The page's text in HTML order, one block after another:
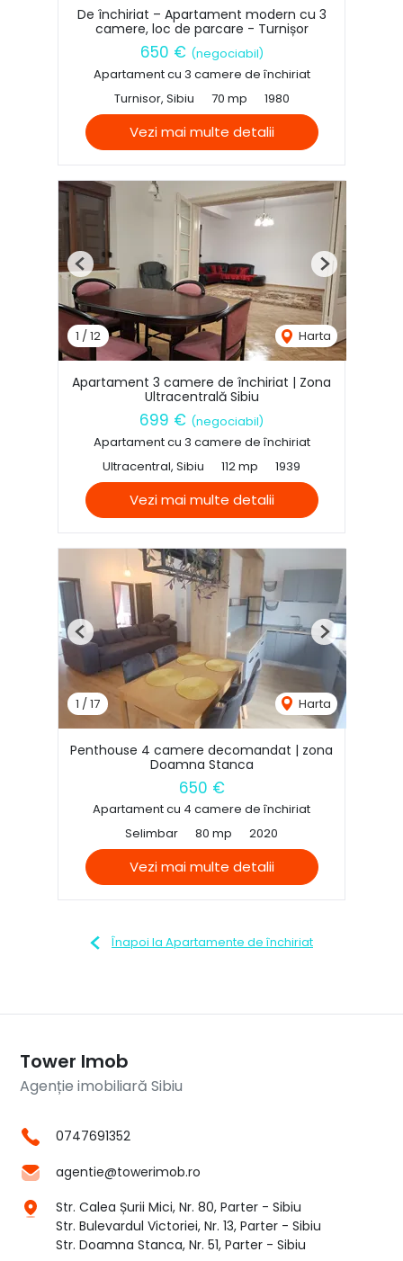
De închiriat – Apartament modern cu 3
camere, loc de parcare - Turnișor
650 € (negociabil)
Apartament cu 3 camere de închiriat
Turnisor, Sibiu
70 mp 1980
Vezi mai multe detalii
1 /12 Harta
Previous Next
Apartament 3 camere de închiriat | Zona
Ultracentrală Sibiu
699 € (negociabil)
Apartament cu 3 camere de închiriat
Ultracentral, Sibiu
112 mp 1939
Vezi mai multe detalii
1 /17 Harta
Previous Next
Penthouse 4 camere decomandat | zona
Doamna Stanca
650 €
Apartament cu 4 camere de închiriat
Selimbar
80 mp 2020
Vezi mai multe detalii
Înapoi la Apartamente de închiriat
Tower Imob
Agenție imobiliară Sibiu
0747691352
agentie@towerimob.ro
Str. Calea Șurii Mici, Nr. 80, Parter - Sibiu
Str. Bulevardul Victoriei, Nr. 13, Parter - Sibiu
Str. Doamna Stanca, Nr. 51, Parter - Sibiu